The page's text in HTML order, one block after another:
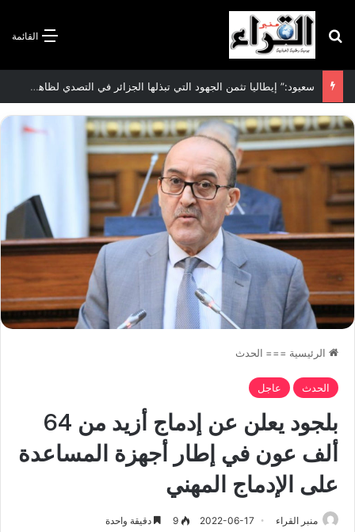
القائمة بحث عن
سعيود:” إيطاليا تثمن الجهود التي تبذلها الجزائر في التصدي لظاهرة الهجرة غير الشرعية”
الرئيسية === الحدث
الحدث عاجل
بلجود يعلن عن إدماج أزيد من 64
ألف عون في إطار أجهزة المساعدة
على الإدماج المهني
منبر القراء 2022-06-17
9 دقيقة واحدة